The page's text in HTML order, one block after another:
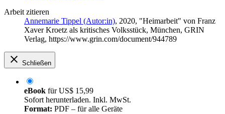
Arbeit zitieren
Annemarie Tippel (Autor:in), 2020, "Heimarbeit" von Franz
Xaver Kroetz als kritisches Volksstück, München, GRIN
Verlag, https://www.grin.com/document/944789
Schließen
eBook fürUS$ 15,99
Sofort herunterladen. Inkl. MwSt.
Format: PDF – für alle Geräte